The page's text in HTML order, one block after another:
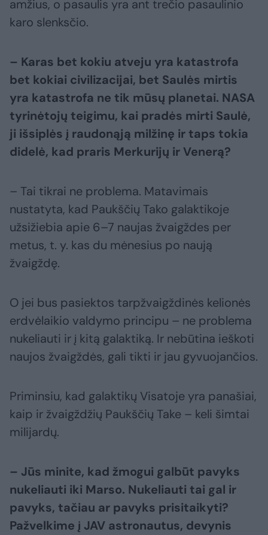
amžius, o pasaulis yra ant trečio pasaulinio
karo slenksčio.
– Karas bet kokiu atveju yra katastrofa
bet kokiai civilizacijai, bet Saulės mirtis
yra katastrofa ne tik mūsų planetai. NASA
tyrinėtojų teigimu, kai pradės mirti Saulė,
ji išsiplės į raudonąją milžinę ir taps tokia
didelė, kad praris Merkurijų ir Venerą?
– Tai tikrai ne problema. Matavimais
nustatyta, kad Paukščių Tako galaktikoje
užsižiebia apie 6–7 naujas žvaigždes per
metus, t. y. kas du mėnesius po naują
žvaigždę.
O jei bus pasiektos tarpžvaigždinės kelionės
erdvėlaikio valdymo principu – ne problema
nukeliauti ir į kitą galaktiką. Ir nebūtina ieškoti
naujos žvaigždės, gali tikti ir jau gyvuojančios.
Priminsiu, kad galaktikų Visatoje yra panašiai,
kaip ir žvaigždžių Paukščių Take – keli šimtai
milijardų.
– Jūs minite, kad žmogui galbūt pavyks
nukeliauti iki Marso. Nukeliauti tai gal ir
pavyks, tačiau ar pavyks prisitaikyti?
Pažvelkime į JAV astronautus, devynis